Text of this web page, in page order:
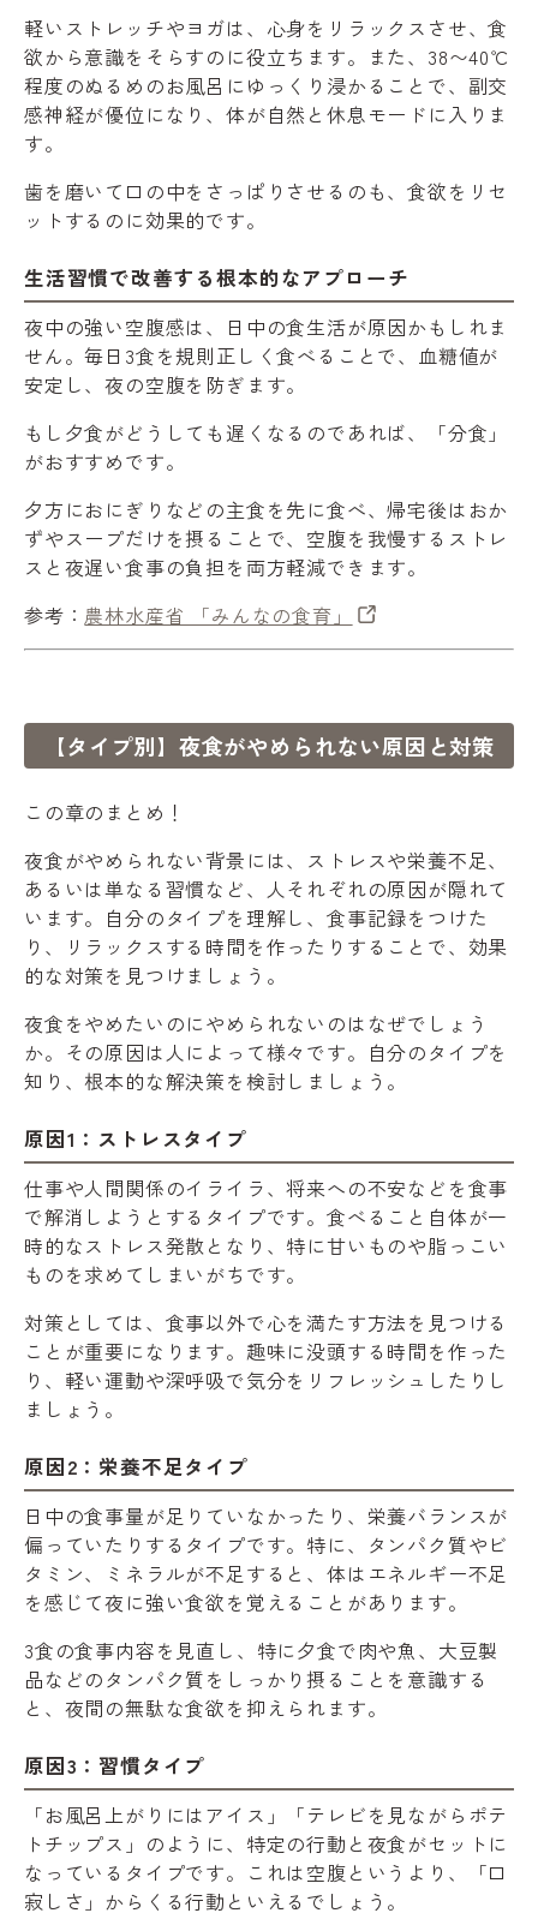
軽いストレッチやヨガは、心身をリラックスさせ、食
欲から意識をそらすのに役立ちます。また、38〜40℃
程度のぬるめのお風呂にゆっくり浸かることで、副交
感神経が優位になり、体が自然と休息モードに入りま
す。
歯を磨いて口の中をさっぱりさせるのも、食欲をリセ
ットするのに効果的です。
生活習慣で改善する根本的なアプローチ
夜中の強い空腹感は、日中の食生活が原因かもしれま
せん。毎日3食を規則正しく食べることで、血糖値が
安定し、夜の空腹を防ぎます。
もし夕食がどうしても遅くなるのであれば、「分食」
がおすすめです。
夕方におにぎりなどの主食を先に食べ、帰宅後はおか
ずやスープだけを摂ることで、空腹を我慢するストレ
スと夜遅い食事の負担を両方軽減できます。
参考： 農林水産省 「みんなの食育」
【タイプ別】夜食がやめられない原因と対策
この章のまとめ！
夜食がやめられない背景には、ストレスや栄養不足、
あるいは単なる習慣など、人それぞれの原因が隠れて
います。自分のタイプを理解し、食事記録をつけた
り、リラックスする時間を作ったりすることで、効果
的な対策を見つけましょう。
夜食をやめたいのにやめられないのはなぜでしょう
か。その原因は人によって様々です。自分のタイプを
知り、根本的な解決策を検討しましょう。
原因1：ストレスタイプ
仕事や人間関係のイライラ、将来への不安などを食事
で解消しようとするタイプです。食べること自体が一
時的なストレス発散となり、特に甘いものや脂っこい
ものを求めてしまいがちです。
対策としては、食事以外で心を満たす方法を見つける
ことが重要になります。趣味に没頭する時間を作った
り、軽い運動や深呼吸で気分をリフレッシュしたりし
ましょう。
原因2：栄養不足タイプ
日中の食事量が足りていなかったり、栄養バランスが
偏っていたりするタイプです。特に、タンパク質やビ
タミン、ミネラルが不足すると、体はエネルギー不足
を感じて夜に強い食欲を覚えることがあります。
3食の食事内容を見直し、特に夕食で肉や魚、大豆製
品などのタンパク質をしっかり摂ることを意識する
と、夜間の無駄な食欲を抑えられます。
原因3：習慣タイプ
「お風呂上がりにはアイス」「テレビを見ながらポテ
トチップス」のように、特定の行動と夜食がセットに
なっているタイプです。これは空腹というより、「口
寂しさ」からくる行動といえるでしょう。